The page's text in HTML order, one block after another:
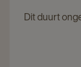
Dit duurt